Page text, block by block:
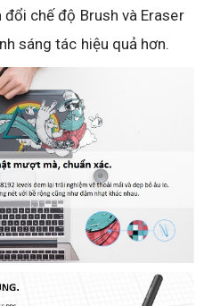
chế độ Brush và Eraser
sáng tác hiệu quả hơn.